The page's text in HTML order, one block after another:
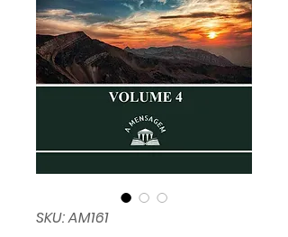
SKU: AM161